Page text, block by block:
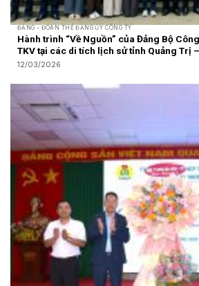
ĐẢNG - ĐOÀN THỂ ĐẢNG ỦY CÔNG TY
Hành trình “Về Nguồn” của Đảng Bộ
TKV tại các di tích lịch sử tỉnh Quảng Trị
12/03/2026